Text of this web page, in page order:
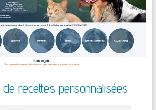
de recettes personnalisées